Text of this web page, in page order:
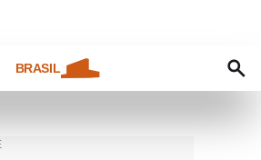
BRASIL